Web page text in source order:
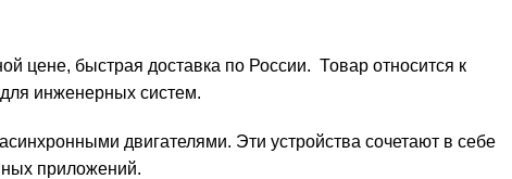
цене, быстрая доставка по России. Товар относится к
инженерных систем.
двигателями. Эти устройства сочетают в себе
приложений.